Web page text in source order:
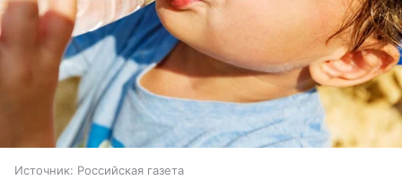
Источник: Российская газета